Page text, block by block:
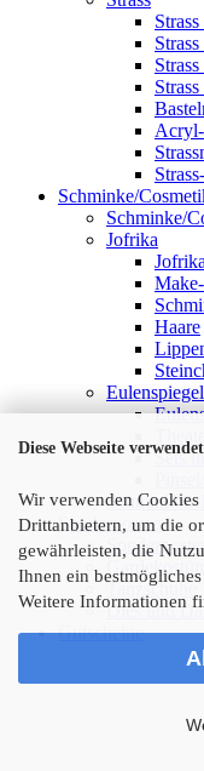
Diese Webseite
Wir verwenden
Drittanbietern, um die
gewährleisten, die
Ihnen ein
Weitere Informationen
Schminke/
Schminke/
Jofrika
Haare
Eulenspiegel
Sets
Sonderposten
Tanzschuhe
Dies und
Gutscheine